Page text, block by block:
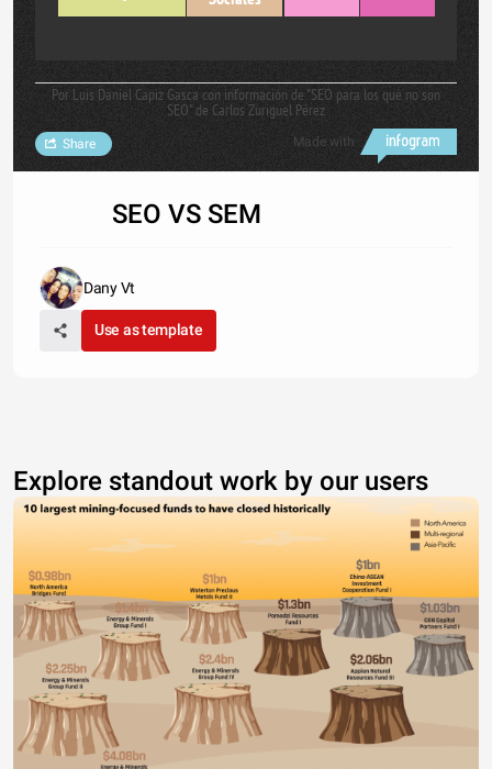
Por Luis Daniel Capiz Gasca con información de "SEO para los que no son
SEO" de Carlos Zuriguel Pérez
Made with
Share
SEO VS SEM
Dany Vt
Use as template
Explore standout work by our users